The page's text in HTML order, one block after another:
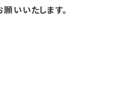
いいたします。